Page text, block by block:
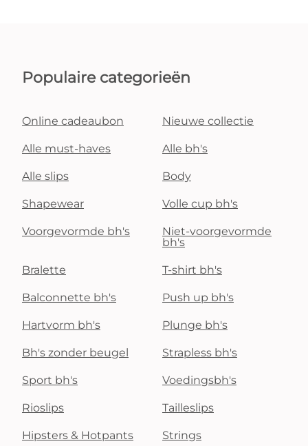
Populaire categorieën
Online cadeaubon Nieuwe collectie
Alle must-haves Alle bh's
Alle slips Body
Shapewear Volle cup bh's
Voorgevormde bh's
Niet-voorgevormde
bh's
Bralette T-shirt bh's
Balconnette bh's Push up bh's
Hartvorm bh's Plunge bh's
Bh's zonder beugel Strapless bh's
Sport bh's Voedingsbh's
Rioslips Tailleslips
Hipsters & Hotpants Strings